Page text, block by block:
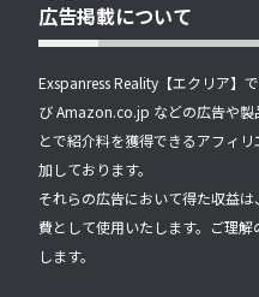
広告掲載について
Exspanress Reality【エクリア】
び Amazon.co.jp などの広告や製
とで紹介料を獲得できるアフィ
加しております。
それらの広告において得た収益
費として使用いたします。ご理
します。